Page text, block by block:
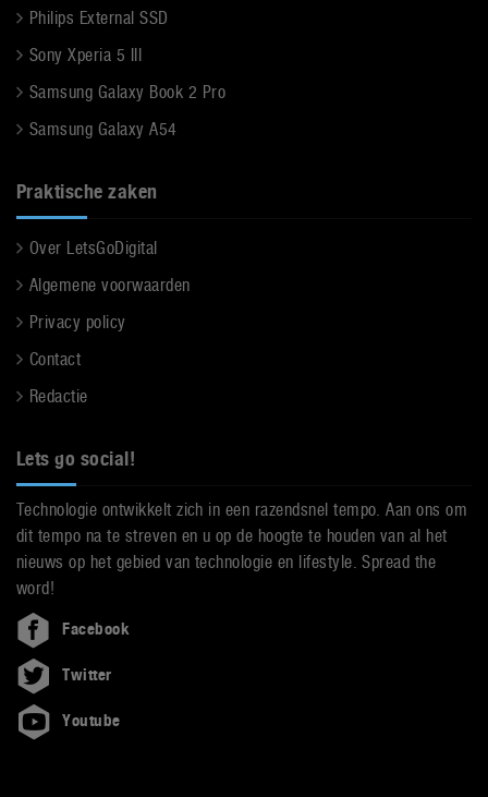
Philips External SSD
Sony Xperia 5 III
Samsung Galaxy Book 2 Pro
Samsung Galaxy A54
Praktische zaken
Over LetsGoDigital
Algemene voorwaarden
Privacy policy
Contact
Redactie
Lets go social!
Technologie ontwikkelt zich in een razendsnel tempo. Aan ons om
dit tempo na te streven en u op de hoogte te houden van al het
nieuws op het gebied van technologie en lifestyle. Spread the
word!
Facebook
Twitter
Youtube